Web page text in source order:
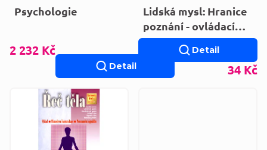
Psychologie
2 232 Kč
Detail
Lidská mysl: Hranice
poznání - ovládací
centrum živého
34 Kč
Detail